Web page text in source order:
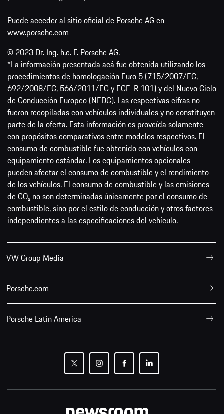
Protección de la información
América Latina (Español)
El Newsroom de Porsche es un servicio ofrecido por el
Departamento de Comunicaciones de Porsche para
periodistas, blogueros y la comunidad en línea.
Puede acceder al sitio oficial de Porsche AG en
www.porsche.com
© 2023 Dr. Ing. h.c. F. Porsche AG.
*La información presentada acá fue obtenida utilizando los
procedimientos de homologación Euro 5 (715/2007/EC,
692/2008/EC, 566/2011/EC y ECE-R 101) y del Nuevo Ciclo
de Conducción Europeo (NEDC). Las respectivas cifras no
parte de la oferta. Esta información es proveída solamente
con propósitos comparativos entre modelos respectivos. El
consumo de combustible fue obtenido con vehículos con
pueden afectar el consumo de combustible y el rendimiento
de los vehículos. El consumo de combustible y las emisiones
de CO₂ no son determinadas únicamente por el consumo de
independientes a las especificaciones del vehículo.